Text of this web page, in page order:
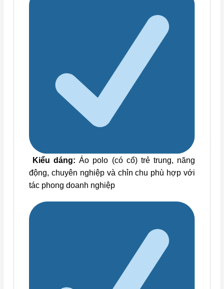
Kiểu dáng: Áo polo (có cổ) trẻ trung, năng
động, chuyên nghiệp và chỉn chu phù hợp với
tác phong doanh nghiệp